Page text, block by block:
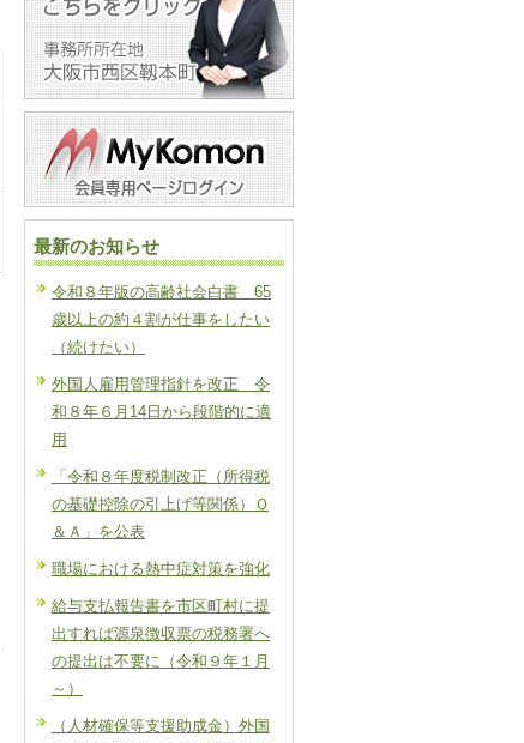
最新のお知らせ
令和８年版の高齢社会白書 65
歳以上の約４割が仕事をしたい
（続けたい）
外国人雇用管理指針を改正 令
和８年６月14日から段階的に適
用
「令和８年度税制改正（所得税
の基礎控除の引上げ等関係）Ｑ
＆Ａ」を公表
職場における熱中症対策を強化
給与支払報告書を市区町村に提
出すれば源泉徴収票の税務署へ
の提出は不要に（令和９年１月
～）
（人材確保等支援助成金）外国